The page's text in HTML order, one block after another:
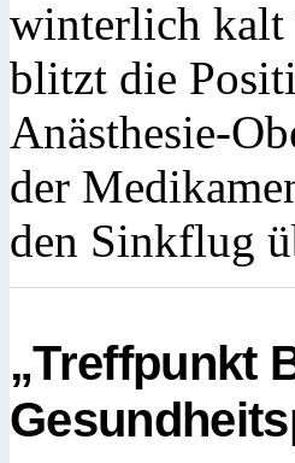
winterlich kalt
blitzt die
Anästhesie-
der
den Sinkflug
„Treffpunkt